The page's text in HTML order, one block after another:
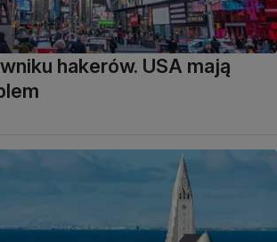
hakerów. USA mają